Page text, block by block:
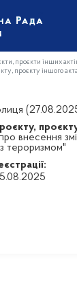
проєкти інших
проєкту іншого
внесення
тероризмом"